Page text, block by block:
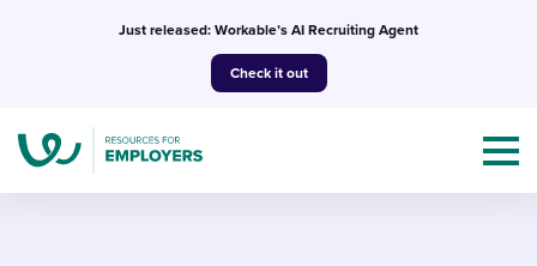
Just released: Workable’s AI Recruiting Agent
Check it out